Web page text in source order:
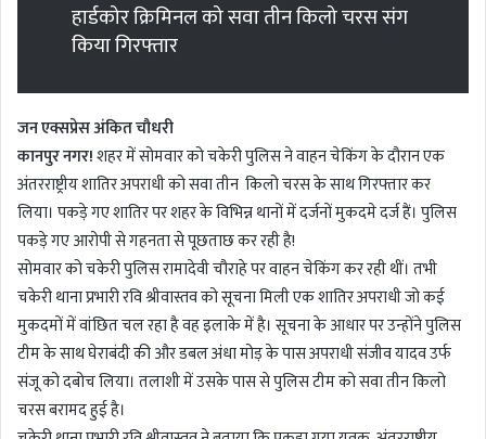
m
a
l
हार्डकोर क्रिमिनल को सवा तीन किलो चरस संग
किया गिरफ्तार
जन एक्सप्रेस अंकित चौधरी
कानपुर नगर!शहर में सोमवार को चकेरी पुलिस ने वाहन चेकिंग के दौरान एक
अंतरराष्ट्रीय शातिर अपराधी को सवा तीन किलो चरस के साथ गिरफ्तार कर
लिया। पकड़े गए शातिर पर शहर के विभिन्न थानों में दर्जनों मुकदमे दर्ज हैं। पुलिस
पकड़े गए आरोपी से गहनता से पूछताछ कर रही है!
सोमवार को चकेरी पुलिस रामादेवी चौराहे पर वाहन चेकिंग कर रही थीं। तभी
चकेरी थाना प्रभारी रवि श्रीवास्तव को सूचना मिली एक शातिर अपराधी जो कई
मुकदमों में वांछित चल रहा है वह इलाके में है। सूचना के आधार पर उन्होंने पुलिस
टीम के साथ घेराबंदी की और डबल अंधा मोड़ के पास अपराधी संजीव यादव उर्फ
संजू को दबोच लिया। तलाशी में उसके पास से पुलिस टीम को सवा तीन किलो
चरस बरामद हुई है।